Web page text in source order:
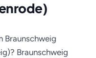
Braunschweig
Braunschweig